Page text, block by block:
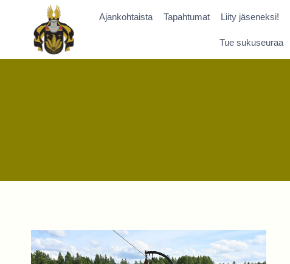
Ajankohtaista Tapahtumat Liity jäseneksi!
Tue sukuseuraa